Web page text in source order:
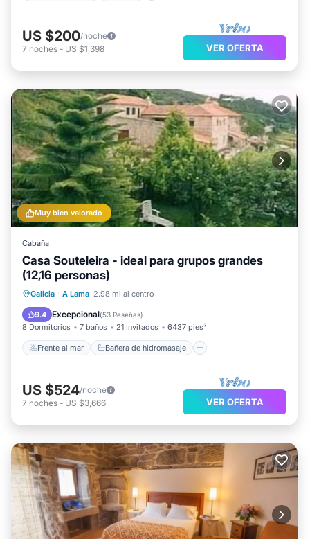
US $200/noche
7 noches - US $1,398 VER OFERTA
Muy bien valorado
Cabaña
Casa Souteleira - ideal para grupos grandes
(12,16 personas)
Galicia · A Lama 2.98 mi al centro
9.4 Excepcional(53 Reseñas)
8 Dormitorios 7 baños 21 Invitados 6437 pies²
Frente al mar Bañera de hidromasaje
Frente al mar
Bañera de hidromasaje
Aparcamiento
US $524/noche
7 noches - US $3,666 VER OFERTA